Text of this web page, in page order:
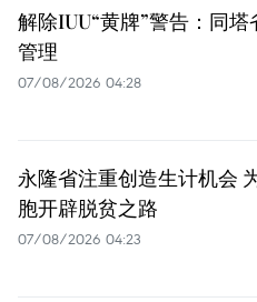
解除IUU“黄牌”警告：同
管理
07/08/2026 04:28
永隆省注重创造生计机会
胞开辟脱贫之路
07/08/2026 04:23